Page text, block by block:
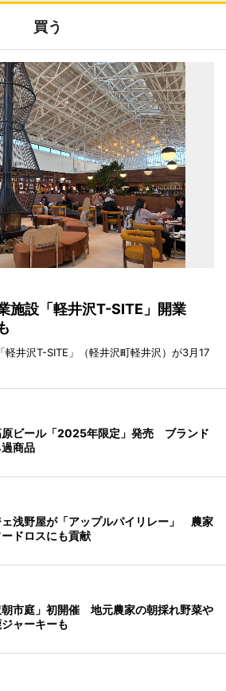
買う
施設「軽井沢T-SITE」開業
軽井沢T-SITE」（軽井沢町軽井沢）が3月17
原ビール「2025年限定」発売 ブランド
ろ過商品
ェ浅野屋が「アップルパイリレー」 農家
ドロスにも貢献
朝市庭」初開催 地元農家の朝採れ野菜や
ャーキーも